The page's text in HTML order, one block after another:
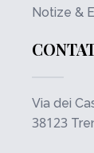
Notize &
Via dei
38123